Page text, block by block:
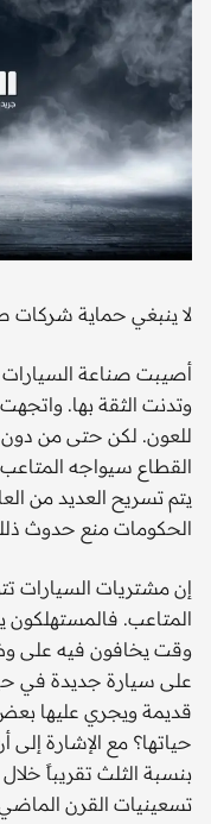
لا ينبغي حماية شركات
أصيبت صناعة السيارات
وتدنت الثقة بها.
للعون. لكن حتى من دون
القطاع سيواجه
يتم تسريح العديد من
الحكومات منع حدوث
إن مشتريات السيارات
المتاعب.
وقت يخافون فيه على
على سيارة جديدة في
قديمة ويجري عليها
حياتها؟ مع الإشارة إلى
بنسبة الثلث تقريباً
تسعينيات القرن